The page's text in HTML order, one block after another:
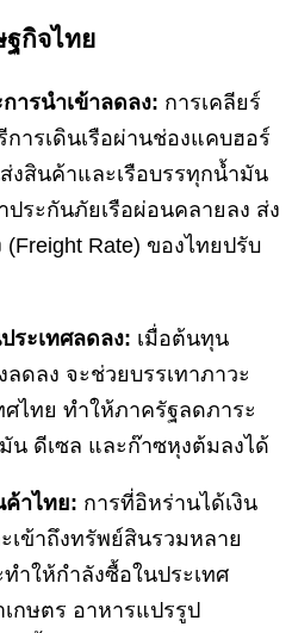
ฐกิจไทย
ารนำเข้าลดลง: การเคลียร์
การเดินเรือผ่านช่องแคบฮอร์
งสินค้าและเรือบรรทุกน้ำมัน
ระกันภัยเรือผ่อนคลายลง ส่ง
Rate) ของไทยปรับ
ระเทศลดลง: เมื่อต้นทุน
ดลง จะช่วยบรรเทาภาวะ
ศไทย ทำให้ภาครัฐลดภาระ
น ดีเซล และก๊าซหุงต้มลงได้
ค้าไทย: การที่อิหร่านได้เงิน
ข้าถึงทรัพย์สินรวมหลาย
ำให้กำลังซื้อในประเทศ
กษตร อาหารแปรรูป